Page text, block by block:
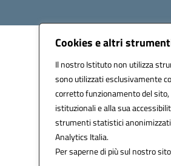
Cookies e altri
Il nostro Istituto non utilizza
sono utilizzati esclusivamente
corretto funzionamento del
istituzionali e alla sua
strumenti statistici
Analytics Italia.
Per saperne di più sul nostro